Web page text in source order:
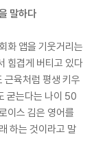
말하다
화 앱을 기웃거리는
힘겹게 버티고 있다
근육처럼 평생 키우
굳는다는 나이 50
이스 김은 영어를
하는 것이라고 말